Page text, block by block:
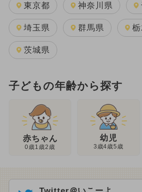
東京都 神奈川県
埼玉県 群馬県
茨城県
子どもの年齢から探す
赤ちゃん
0歳1歳2歳
幼児
3歳4歳5歳